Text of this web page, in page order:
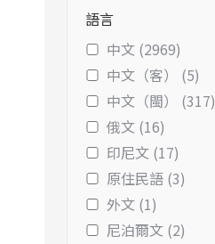
語言
中文 (2969)
中文（客） (5)
中文（閩） (317)
俄文 (16)
印尼文 (17)
原住民語 (3)
外文 (1)
尼泊爾文 (2)